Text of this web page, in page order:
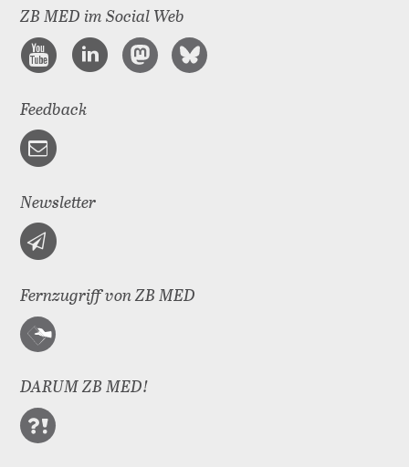
ZB MED im Social Web
Feedback
Newsletter
Fernzugriff von ZB MED
DARUM ZB MED!